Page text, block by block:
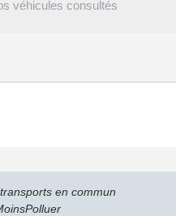
véhicules consultés
en commun